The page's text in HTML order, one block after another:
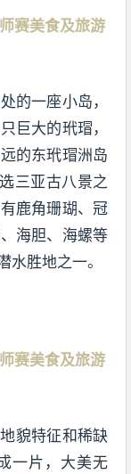
的一座小岛，
巨大的玳瑁，
的东玳瑁洲岛
三亚古八景之
鹿角珊瑚、冠
海胆、海螺等
胜地之一。
貌特征和稀缺
一片，大美无